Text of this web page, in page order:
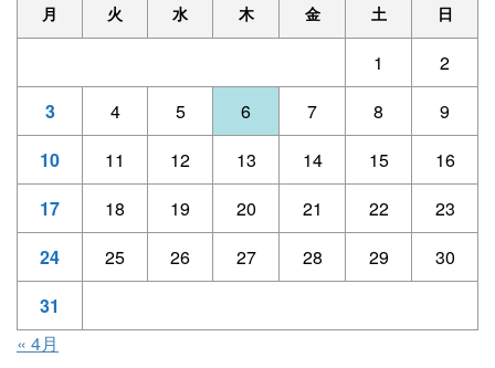
月
火 水 木 金 土 日
1
2
3
4 5 6 7 8
9
10
11 12 13 14 15
16
17
18 19 20 21 22
23
24
25 26 27 28 29
30
31
« 4月